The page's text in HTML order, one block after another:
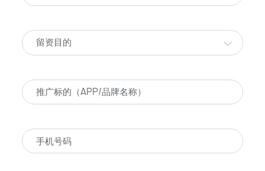
留资目的